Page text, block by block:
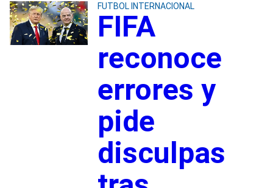
FUTBOL INTERNACIONAL
FIFA
reconoce
errores y
pide
disculpas